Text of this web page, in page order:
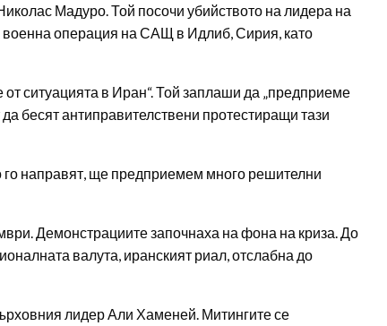
Мадуро. Той посочи убийството на лидера на
операция на САЩ в Идлиб, Сирия, като
ситуацията в Иран“. Той заплаши да „предприеме
бесят антиправителствени протестиращи тази
направят, ще предприемем много решителни
Демонстрациите започнаха на фона на криза. До
валута, иранският риал, отслабна до
лидер Али Хаменей. Митингите се